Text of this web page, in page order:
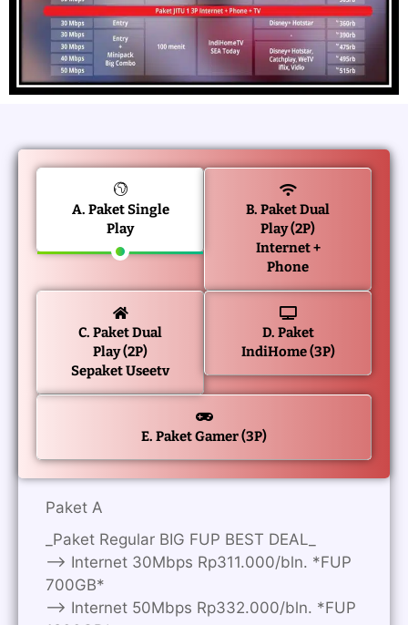
A. Paket Single
Play
B. Paket Dual
Play (2P)
Internet +
Phone
C. Paket Dual
Play (2P)
Sepaket Useetv
D. Paket
IndiHome (3P)
E. Paket Gamer (3P)
Paket A
_Paket Regular BIG FUP BEST DEAL_
—> Internet 30Mbps Rp311.000/bln. *FUP
700GB*
—> Internet 50Mbps Rp332.000/bln. *FUP